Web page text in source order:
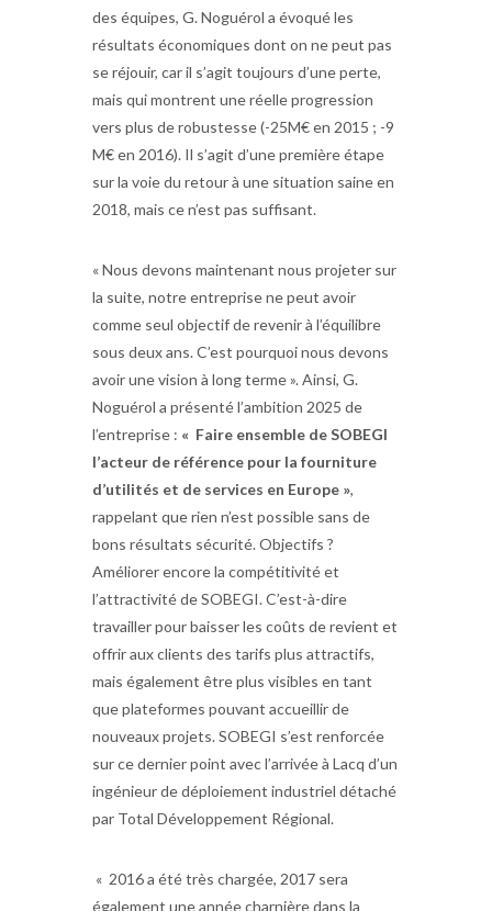
des équipes, G. Noguérol a évoqué les
résultats économiques dont on ne peut pas
se réjouir, car il s’agit toujours d’une perte,
mais qui montrent une réelle progression
vers plus de robustesse (-25M€ en 2015 ; -9
M€ en 2016). Il s’agit d’une première étape
sur la voie du retour à une situation saine en
2018, mais ce n’est pas suffisant.
« Nous devons maintenant nous projeter sur
la suite, notre entreprise ne peut avoir
comme seul objectif de revenir à l’équilibre
sous deux ans. C’est pourquoi nous devons
avoir une vision à long terme ». Ainsi, G.
Noguérol a présenté l’ambition 2025 de
l’entreprise : « Faire ensemble de SOBEGI
l’acteur de référence pour la fourniture
d’utilités et de services en Europe »,
rappelant que rien n’est possible sans de
bons résultats sécurité. Objectifs ?
Améliorer encore la compétitivité et
l’attractivité de SOBEGI. C’est-à-dire
travailler pour baisser les coûts de revient et
offrir aux clients des tarifs plus attractifs,
mais également être plus visibles en tant
que plateformes pouvant accueillir de
nouveaux projets. SOBEGI s’est renforcée
sur ce dernier point avec l’arrivée à Lacq d’un
ingénieur de déploiement industriel détaché
par Total Développement Régional.
« 2016 a été très chargée, 2017 sera
également une année charnière dans la